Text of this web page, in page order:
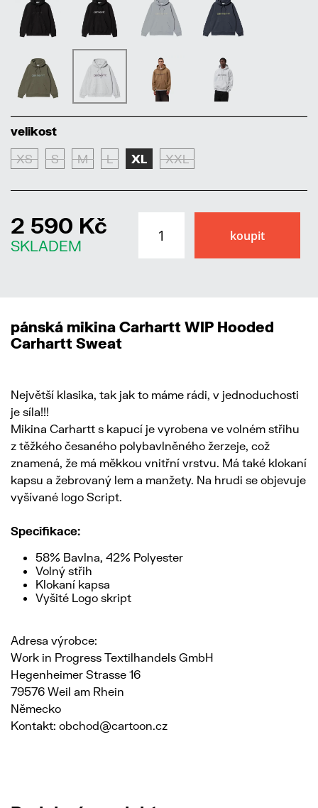
velikost
XS S M L XL XXL
2 590 Kč
SKLADEM
pánská mikina Carhartt WIP Hooded
Carhartt Sweat
Největší klasika, tak jak to máme rádi, v jednoduchosti
je síla!!!
Mikina Carhartt s kapucí je vyrobena ve volném střihu
z těžkého česaného polybavlněného žerzeje, což
znamená, že má měkkou vnitřní vrstvu. Má také klokaní
kapsu a žebrovaný lem a manžety. Na hrudi se objevuje
vyšívané logo Script.
Specifikace:
58% Bavlna, 42% Polyester
Volný střih
Klokaní kapsa
Vyšité Logo skript
Adresa výrobce:
Work in Progress Textilhandels GmbH
Hegenheimer Strasse 16
79576 Weil am Rhein
Německo
Kontakt: obchod@cartoon.cz